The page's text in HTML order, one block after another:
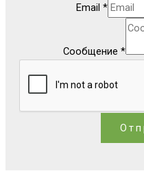
Email *
Сообщение *